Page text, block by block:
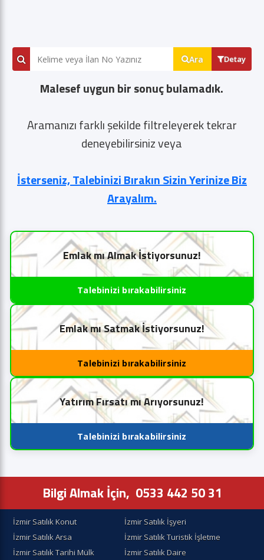
Ara Detay
Malesef uygun bir sonuç bulamadık.
Aramanızı farklı şekilde filtreleyerek tekrar
deneyebilirsiniz veya
İsterseniz, Talebinizi Bırakın Sizin Yerinize Biz
Arayalım.
Emlak mı Almak İstiyorsunuz!
Talebinizi bırakabilirsiniz
Emlak mı Satmak İstiyorsunuz!
Talebinizi bırakabilirsiniz
Yatırım Fırsatı mı Arıyorsunuz!
Talebinizi bırakabilirsiniz
Bilgi Almak İçin, 0533 442 50 31
İzmir Satılık Konut
İzmir Satılık İşyeri
İzmir Satılık Arsa
İzmir Satılık Turistik İşletme
İzmir Satılık Tarihi Mülk
İzmir Satılık Daire